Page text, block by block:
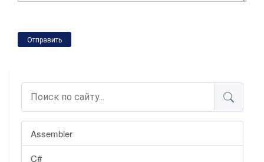
Assembler
C#
Отправить